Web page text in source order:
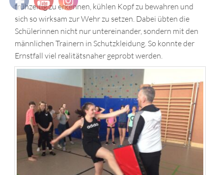
frühzeitig zu erkennen, kühlen Kopf zu bewahren und
sich so wirksam zur Wehr zu setzen. Dabei übten die
Schülerinnen nicht nur untereinander, sondern mit den
männlichen Trainern in Schutzkleidung. So konnte der
Ernstfall viel realitätsnaher geprobt werden.